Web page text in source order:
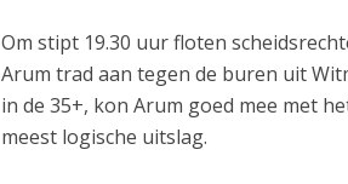
Om stipt 19.30 uur floten
Arum trad aan tegen de buren uit
in de 35+, kon Arum goed mee met
meest logische uitslag.